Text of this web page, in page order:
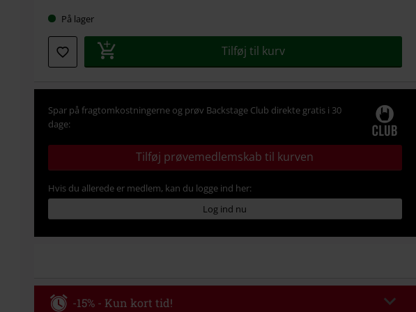
Vælg
din
størrelse
På lager
Tilføj til kurv
Spar på fragtomkostningerne og prøv Backstage Club direkte gratis i 30
dage:
Tilføj prøvemedlemskab til kurven
Hvis du allerede er medlem, kan du logge ind her:
Log ind nu
-15% - Kun kort tid!